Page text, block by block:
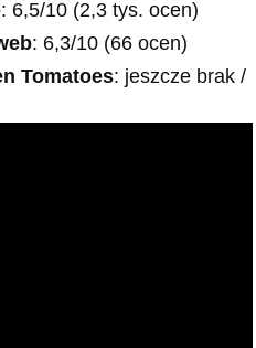
: 6,5/10 (2,3 tys. ocen)
: 6,3/10 (66 ocen)
Tomatoes: jeszcze brak /